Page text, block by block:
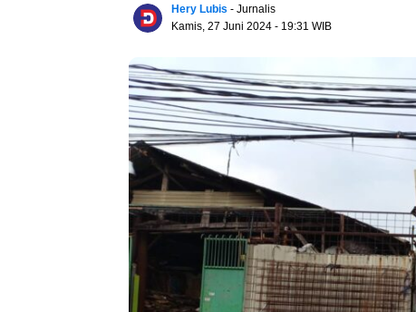
Hery Lubis - Jurnalis
Kamis, 27 Juni 2024 - 19:31 WIB